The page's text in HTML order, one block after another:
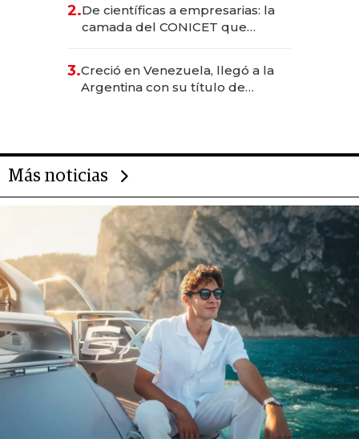
2.De científicas a empresarias: la
camada del CONICET que
3.Creció en Venezuela, llegó a la
Argentina con su título de
Más noticias